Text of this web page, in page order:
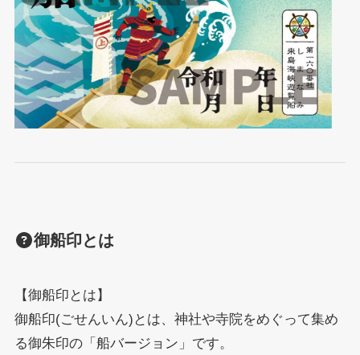
御船印とは
【御船印とは】
御船印(ごせんいん)とは、神社や寺院をめぐって集め
る御朱印の「船バージョン」です。